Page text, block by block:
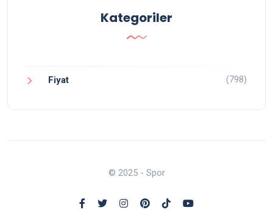
Kategoriler
Fiyat (798)
© 2025 - Spor